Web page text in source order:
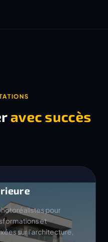
avec succès
pour
et
sur l'architecture,